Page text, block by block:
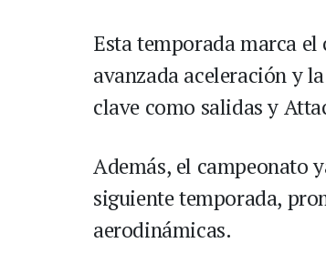
Esta temporada marca el
avanzada aceleración y
clave como salidas y
Además, el campeonato
siguiente temporada,
aerodinámicas.